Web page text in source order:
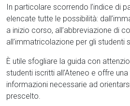
In particolare scorrendo l’indice di
elencate tutte le possibilità:
a inizio corso, all’abbreviazione di
all’immatricolazione per gli studenti
È utile sfogliare la guida con
studenti iscritti all’Ateneo e offre
informazioni necessarie ad
prescelto.